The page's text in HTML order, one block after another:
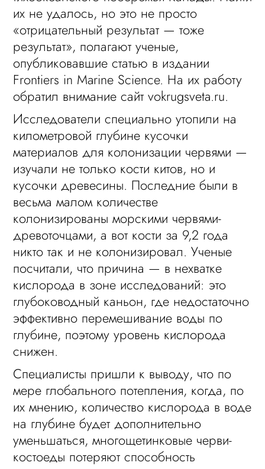
их не удалось, но это не просто
«отрицательный результат — тоже
результат», полагают ученые,
опубликовавшие статью в издании
Frontiers in Marine Science. На их работу
обратил внимание сайт vokrugsveta.ru.
Исследователи специально утопили на
километровой глубине кусочки
материалов для колонизации червями —
изучали не только кости китов, но и
кусочки древесины. Последние были в
весьма малом количестве
колонизированы морскими червями-
древоточцами, а вот кости за 9,2 года
никто так и не колонизировал. Ученые
посчитали, что причина — в нехватке
кислорода в зоне исследований: это
глубоководный каньон, где недостаточно
эффективно перемешивание воды по
глубине, поэтому уровень кислорода
снижен.
Специалисты пришли к выводу, что по
мере глобального потепления, когда, по
их мнению, количество кислорода в воде
на глубине будет дополнительно
уменьшаться, многощетинковые черви-
костоеды потеряют способность